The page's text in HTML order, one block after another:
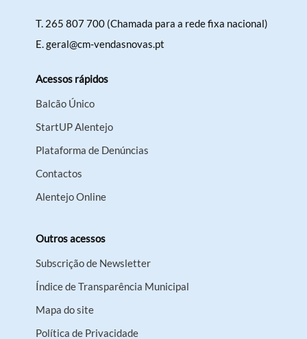
T. 265 807 700 (Chamada para a rede fixa nacional)
E.geral@cm-vendasnovas.pt
Acessos rápidos
Balcão Único
StartUP Alentejo
Plataforma de Denúncias
Contactos
Alentejo Online
Outros acessos
Subscrição de Newsletter
Índice de Transparência Municipal
Mapa do site
Política de Privacidade